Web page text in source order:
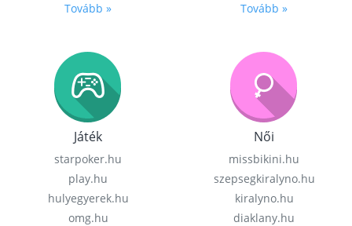
Tovább » Tovább »
Játék
starpoker.hu
play.hu
hulyegyerek.hu
omg.hu
Női
missbikini.hu
szepsegkiralyno.hu
kiralyno.hu
diaklany.hu